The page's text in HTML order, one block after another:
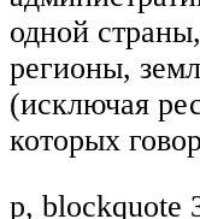
одной
регионы,
(исключая
которых
p, blockquote